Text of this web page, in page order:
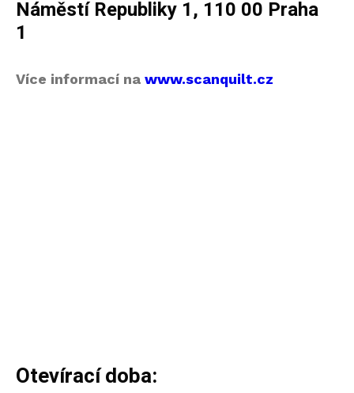
Náměstí Republiky 1, 110 00 Praha
1
Více informací na www.scanquilt.cz
Otevírací doba: